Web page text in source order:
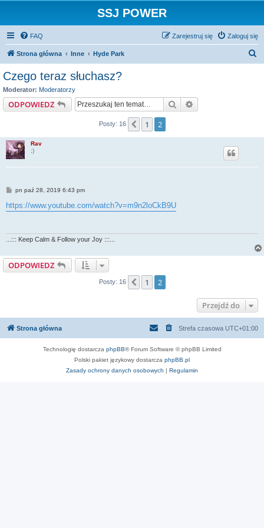
SSJ POWER
FAQ Zaloguj się
Zarejestruj się
Strona główna Inne Hyde Park
Czego teraz słuchasz?
Moderator: Moderatorzy
ODPOWIEDZ Szukaj
Posty: 16 Poprzednia
1 2
Rav
;)
P
s
t
pn paź 28, 2019 6:43 pm
https://www.youtube.com/watch?v=m9n2loCkB9U
...::: Keep Calm & Follow your Joy :::...
ODPOWIEDZ
Posty: 16 Poprzednia
1 2
Przejdź do
Strona główna Strefa czasowa UTC+01:00
Technologię dostarcza phpBB® Forum Software © phpBB Limited
Polski pakiet językowy dostarcza phpBB.pl
Zasady ochrony danych osobowych | Regulamin